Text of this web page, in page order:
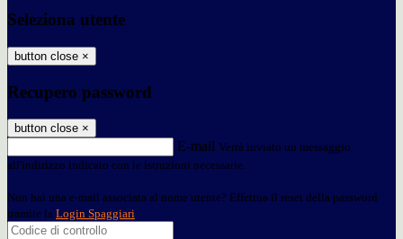
Seleziona utente
button close ×
Recupero password
button close ×
E-mail Verrà inviato un messaggio
all'indirizzo indicato con le istruzioni necessarie.
Non hai una e-mail associata al nome utente? Effettua il reset della password
tramite la Login Spaggiari